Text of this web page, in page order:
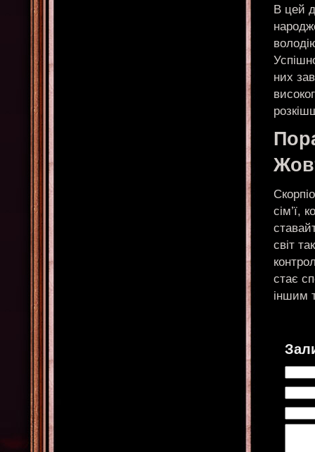
В цей
них
сім’ї,
світ
стає
іншим